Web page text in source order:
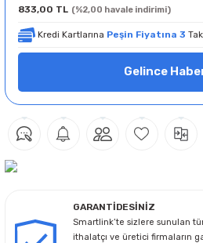
833,00 TL (%2,00 havale indirimi)
Kredi Kartlarına Peşin Fiyatına 3
Gelince
GARANTİDESİNİZ
Smartlink’te sizlere sunulan
ithalatçı ve üretici firmaların